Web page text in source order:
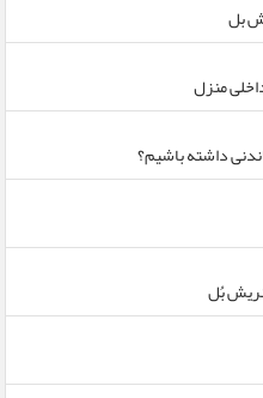
بل
منزل
داشته باشیم؟
بُل